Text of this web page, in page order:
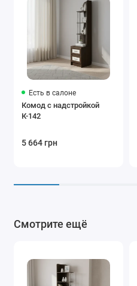
Есть в салоне
Комод с надстройкой
К-142
5 664 грн
Смотрите ещё